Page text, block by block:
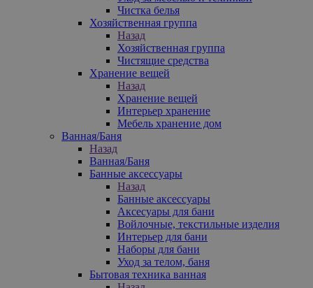
Чистка белья
Хозяйственная группа
Назад
Хозяйственная группа
Чистящие средства
Хранение вещей
Назад
Хранение вещей
Интерьер хранение
Мебель хранение дом
Ванная/Баня
Назад
Ванная/Баня
Банные аксессуары
Назад
Банные аксессуары
Аксесуары для бани
Войлочные, текстильные изделия
Интерьер для бани
Наборы для бани
Уход за телом, баня
Бытовая техника ванная